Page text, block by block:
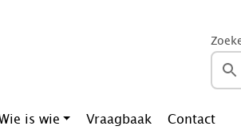
is wie Vraagbaak Contact